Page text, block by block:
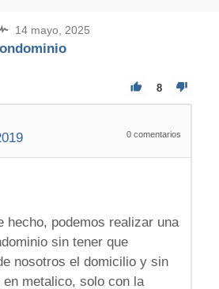
14 mayo, 2025
8
0 comentarios
hecho, podemos realizar una
sin tener que
nosotros el domicilio y sin
en metalico, solo con la